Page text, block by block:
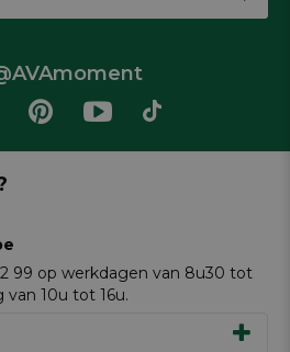
99 op werkdagen van 8u30 tot
van 10u tot 16u.